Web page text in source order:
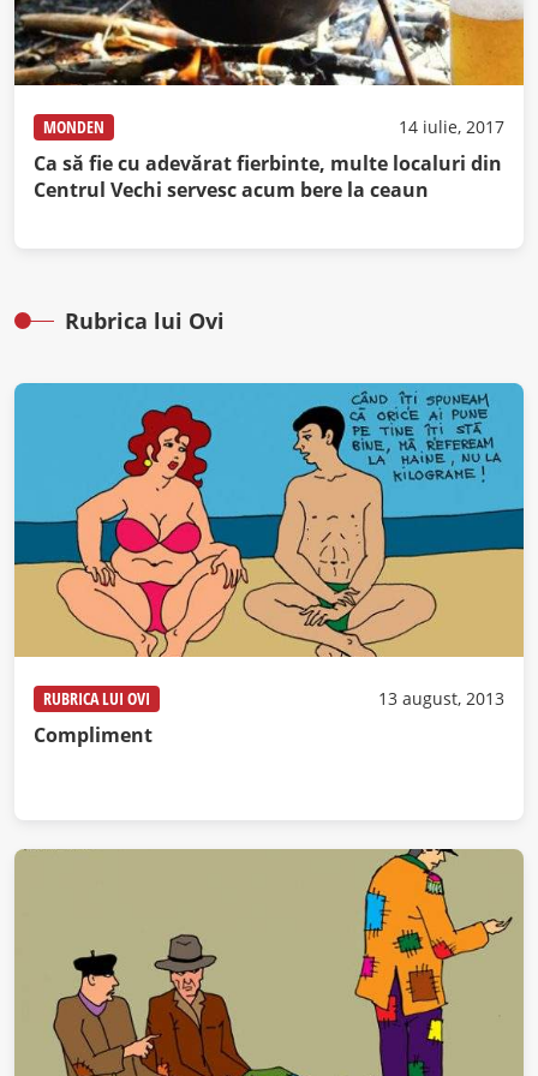
MONDEN 14 iulie, 2017
Ca să fie cu adevărat fierbinte, multe localuri din
Centrul Vechi servesc acum bere la ceaun
Rubrica lui Ovi
RUBRICA LUI OVI 13 august, 2013
Compliment